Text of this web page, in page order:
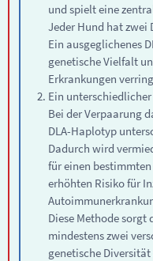
und spielt eine
Jeder Hund hat zwei
Ein ausgeglichenes
genetische Vielfalt
Erkrankungen
Ein
Bei der Verpaarung
DLA-Haplotyp
Dadurch wird
für einen
erhöhten Risiko für
Diese Methode sorgt
mindestens zwei
genetische Diversität